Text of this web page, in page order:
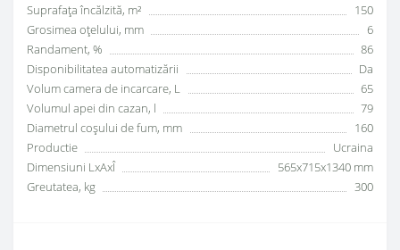
Suprafața încălzită, m²
150
Grosimea oțelului, mm
6
Randament, %
86
Disponibilitatea automatizării
Da
Volum camera de incarcare, L
65
Volumul apei din cazan, l
79
Diametrul coșului de fum, mm
160
Productie
Ucraina
Dimensiuni LxAxÎ
565x715x1340 mm
Greutatea, kg
300